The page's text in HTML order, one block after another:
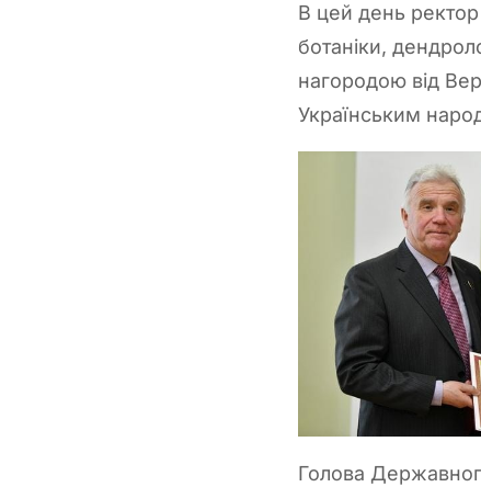
В цей день ректор
ботаніки,
нагородою від
Українським
Голова